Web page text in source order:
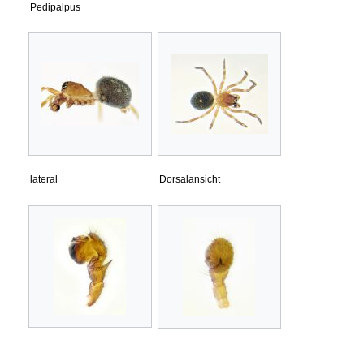
Pedipalpus
lateral Dorsalansicht